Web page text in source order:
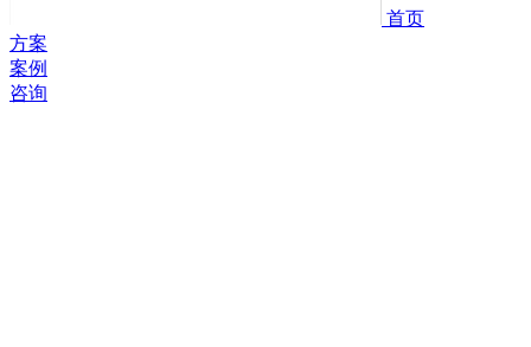
首页
方案
案例
咨询